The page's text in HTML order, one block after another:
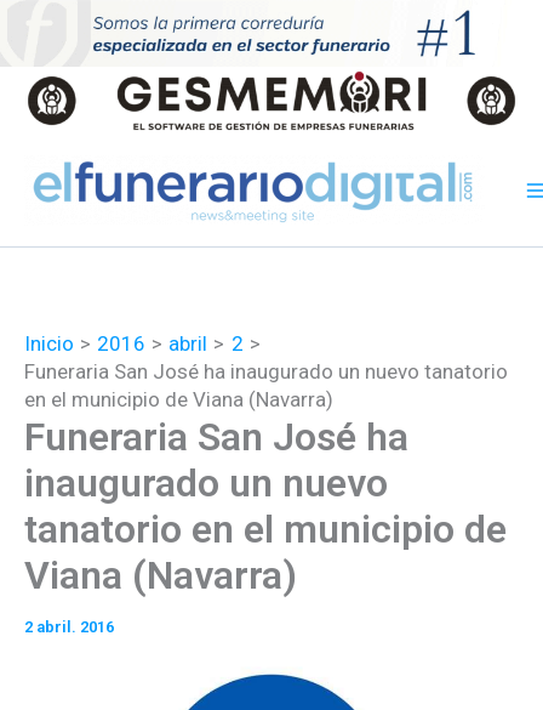
contenido
Inicio 2016 abril
2
Funeraria San José ha inaugurado un nuevo tanatorio
en el municipio de Viana (Navarra)
Funeraria San José ha
inaugurado un nuevo
tanatorio en el municipio de
Viana (Navarra)
2 abril. 2016